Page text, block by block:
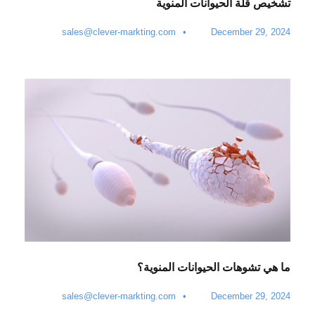
تشخيص قلة الحيوانات المنوية
December 29, 2024
•
sales@clever-markting.com
ما هي تشوهات الحيوانات المنوية؟
December 29, 2024
•
sales@clever-markting.com